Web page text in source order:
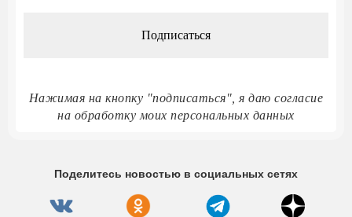
Нажимая на кнопку "подписаться", я даю согласие
на обработку моих персональных данных
Поделитесь новостью в социальных сетях